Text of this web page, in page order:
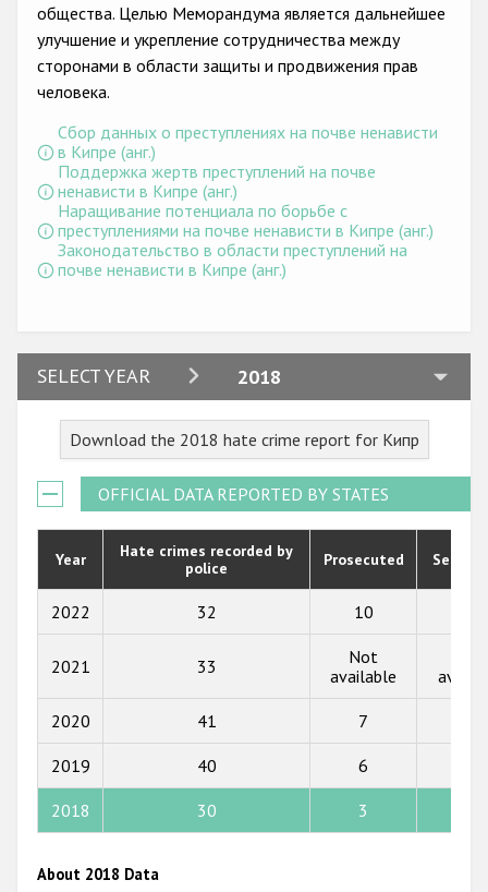
общества. Целью Меморандума является дальнейшее
улучшение и укрепление сотрудничества между
сторонами в области защиты и продвижения прав
человека.
Сбор данных о преступлениях на почве ненависти
в Кипре (анг.)
Поддержка жертв преступлений на почве
ненависти в Кипре (анг.)
Наращивание потенциала по борьбе с
преступлениями на почве ненависти в Кипре (анг.)
Законодательство в области преступлений на
почве ненависти в Кипре (анг.)
SELECT YEAR 2018
2024
2022
2021
2020
Download the 2018 hate crime report for Кипр
OFFICIAL DATA REPORTED BY STATES
Year
Hate crimes recorded by
police
Prosecuted
2022 32 10
2021 33
Not
available
2020 41 7
2019 40 6
2018 30 3
About 2018 Data